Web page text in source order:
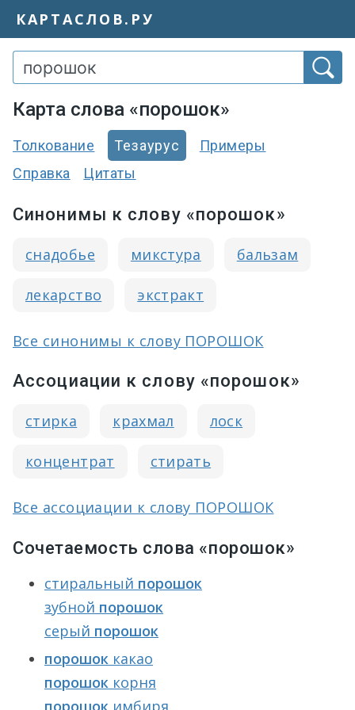
КАРТАСЛОВ.РУ
Карта слова «порошок»
Толкование Тезаурус
Примеры
Справка
Цитаты
Синонимы к слову «порошок»
снадобье микстура бальзам
лекарство экстракт
Все синонимы к слову ПОРОШОК
Ассоциации к слову «порошок»
стирка крахмал лоск
концентрат стирать
Все ассоциации к слову ПОРОШОК
Сочетаемость слова «порошок»
стиральный порошок
зубной порошок
серый порошок
порошок какао
порошок корня
порошок имбиря